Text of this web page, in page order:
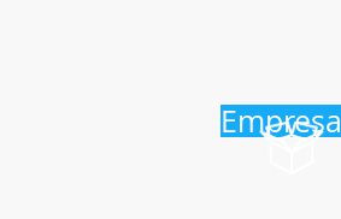
Empresa